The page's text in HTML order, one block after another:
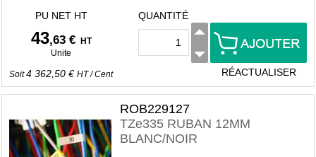
PU NET HT
43,63 €
HT
Unite
Soit4 362,50 € HT/Cent
QUANTITÉ
RÉACTUALISER
ROB229127
TZe335 RUBAN 12MM
BLANC/NOIR